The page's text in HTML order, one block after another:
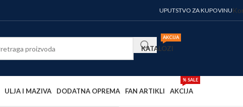
UPUTSTVO ZA KUPOVINU
KATALOZI
AKCIJA
ULJA I MAZIVA DODATNA OPREMA FAN ARTIKLI AKCIJA
% SALE